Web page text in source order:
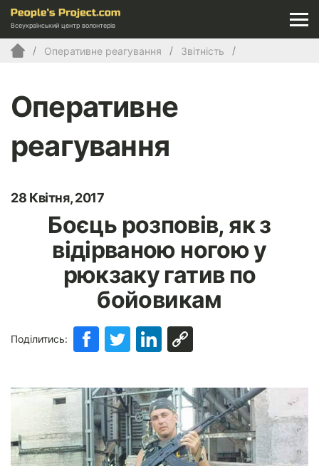
Всеукраїнський центр волонтерів
Оперативне реагування Звітність
Оперативне
реагування
28 Квітня, 2017
Боєць розповів, як з
відірваною ногою у
рюкзаку гатив по
бойовикам
Поділитись: